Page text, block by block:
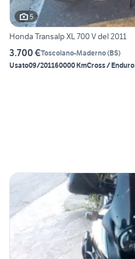
5
Honda Transalp XL 700 V del 2011
3.700 €Toscolano-Maderno(BS)
Usato09/201160000 KmCross / Enduro